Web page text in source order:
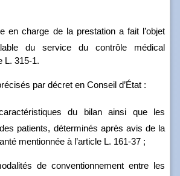
en charge de la prestation a fait l’objet
du service du contrôle médical
L. 315‑1.
par décret en Conseil d’État :
du bilan ainsi que les
patients, déterminés après avis de la
mentionnée à l’article L. 161‑37 ;
de conventionnement entre les